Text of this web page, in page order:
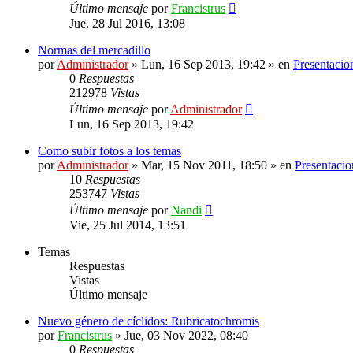
Último mensaje porFrancistrus
Jue, 28 Jul 2016, 13:08
Normas del mercadillo
porAdministrador» Lun, 16 Sep 2013, 19:42 » en
0 Respuestas
212978 Vistas
Último mensaje porAdministrador
Lun, 16 Sep 2013, 19:42
Como subir fotos a los temas
porAdministrador» Mar, 15 Nov 2011, 18:50 » en
10 Respuestas
253747 Vistas
Último mensaje porNandi
Vie, 25 Jul 2014, 13:51
Temas
Respuestas
Vistas
Último mensaje
Nuevo género de cíclidos: Rubricatochromis
porFrancistrus » Jue, 03 Nov 2022, 08:40
0 Respuestas